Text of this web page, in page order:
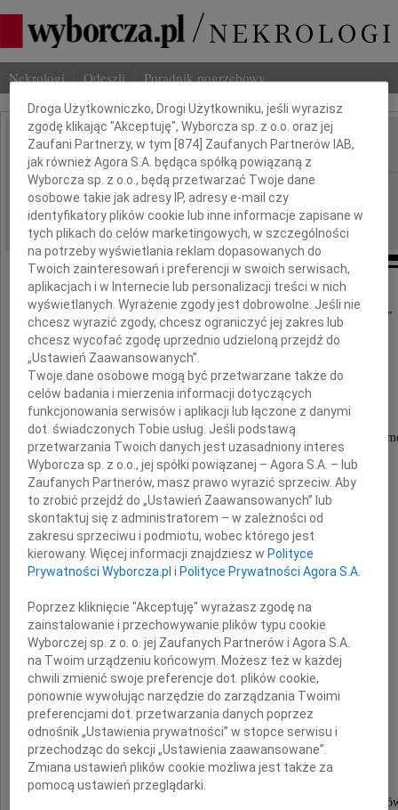
Nekrologi Odeszli Poradnik pogrzebowy
IMIĘ I NAZWISKO:
REGION: Warszawa
DATA EMISJI: 01.10.2009
,,Ujął Cię sen żelazny, twardy, nieprzespany..."
Z głębokim żalem i smutkiem przyjęliśmy
o odejściu z naszego grona
Pani
Jolanty Ciszewskiej
długoletniego Dyrektora
Szkoły Podstawowej nr 161 im.
Dbamy o Twoją prywatność
Droga Użytkowniczko, Drogi Użytkowniku, jeśli wyrazisz
zgodę klikając "Akceptuję", Wyborcza sp. z o.o. oraz jej
Zaufani Partnerzy, w tym [874 ] Zaufanych Partnerów IAB,
jak również Agora S.A. będąca spółką powiązaną z
Wyborcza sp. z o.o., będą przetwarzać Twoje dane
osobowe takie jak adresy IP, adresy e-mail czy
identyfikatory plików cookie lub inne informacje zapisane w
tych plikach do celów marketingowych, w szczególności
na potrzeby wyświetlania reklam dopasowanych do
Twoich zainteresowań i preferencji w swoich serwisach,
aplikacjach i w Internecie lub personalizacji treści w nich
wyświetlanych. Wyrażenie zgody jest dobrowolne. Jeśli nie
chcesz wyrazić zgody, chcesz ograniczyć jej zakres lub
chcesz wycofać zgodę uprzednio udzieloną przejdź do
„Ustawień Zaawansowanych”.
Twoje dane osobowe mogą być przetwarzane także do
celów badania i mierzenia informacji dotyczących
funkcjonowania serwisów i aplikacji lub łączone z danymi
dot. świadczonych Tobie usług. Jeśli podstawą
przetwarzania Twoich danych jest uzasadniony interes
Wyborcza sp. z o.o., jej spółki powiązanej – Agora S.A. – lub
Zaufanych Partnerów, masz prawo wyrazić sprzeciw. Aby
to zrobić przejdź do „Ustawień Zaawansowanych” lub
skontaktuj się z administratorem – w zależności od
zakresu sprzeciwu i podmiotu, wobec którego jest
kierowany. Więcej informacji znajdziesz w Polityce
Prywatności Wyborcza.pl i Polityce Prywatności Agora S.A.
Poprzez kliknięcie "Akceptuję" wyrażasz zgodę na
zainstalowanie i przechowywanie plików typu cookie
Wyborczej sp. z o. o. jej Zaufanych Partnerów i Agora S.A.
na Twoim urządzeniu końcowym. Możesz też w każdej
chwili zmienić swoje preferencje dot. plików cookie,
ponownie wywołując narzędzie do zarządzania Twoimi
preferencjami dot. przetwarzania danych poprzez
odnośnik „Ustawienia prywatności” w stopce serwisu i
przechodząc do sekcji „Ustawienia zaawansowane”.
Zmiana ustawień plików cookie możliwa jest także za
pomocą ustawień przeglądarki.